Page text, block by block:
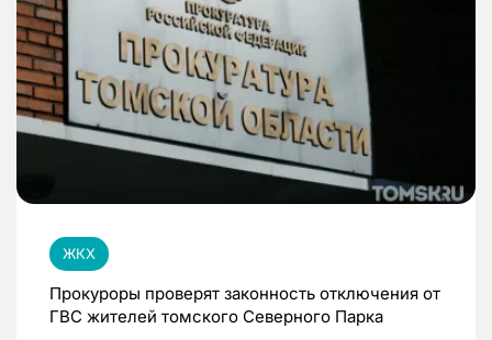
ЖКХ
Прокуроры проверят законность отключения от
ГВС жителей томского Северного Парка